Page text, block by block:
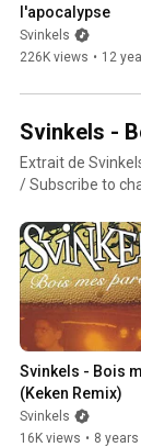
l'apocalypse
Svinkels
226K views • 12
Svinkels -
Extrait de Svinkels «
/ Subscribe to
Svinkels - Bois
(Keken Remix)
Svinkels
16K views • 8